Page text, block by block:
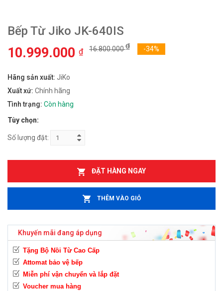
Bếp Từ Jiko JK-640IS
10.999.000 ₫ 16.800.000₫ -34%
Hãng sản xuất: JiKo
Xuất xứ: Chính hãng
Tình trạng: Còn hàng
Tùy chọn:
Số lượng đặt:
ĐẶT HÀNG NGAY
THÊM VÀO GIỎ
Khuyến mãi đang áp dụng
Tặng Bộ Nồi Từ Cao Cấp
Attomat bảo vệ bếp
Miễn phí vận chuyển và lắp đặt
Voucher mua hàng